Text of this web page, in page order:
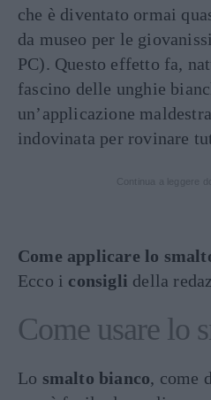
che è diventato ormai
da museo per le
PC). Questo effetto fa,
fascino delle unghie
un’applicazione
indovinata per rovinare
Come applicare lo
Ecco i consigli della
Come usare lo
Lo smalto bianco, come